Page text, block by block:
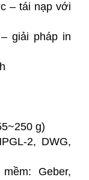
– tái nạp với
giải pháp in
g)
2, DWG,
Geber,